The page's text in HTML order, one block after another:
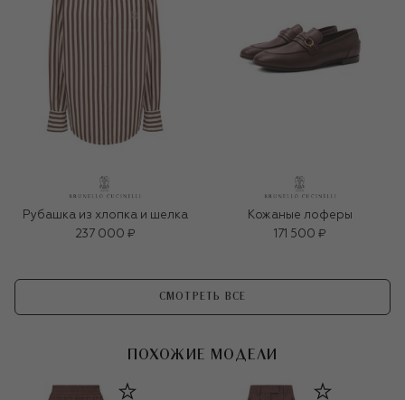
Рубашка из хлопка и шелка
237 000 ₽
Кожаные лоферы
171 500 ₽
СМОТРЕТЬ ВСЕ
ПОХОЖИЕ МОДЕЛИ